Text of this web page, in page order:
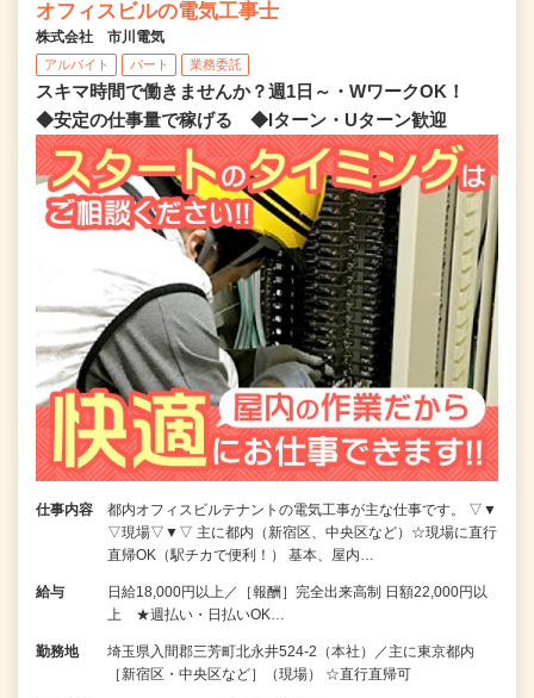
オフィスビルの電気工事士
株式会社 市川電気
アルバイト パート 業務委託
スキマ時間で働きませんか？週1日～・WワークOK！
◆安定の仕事量で稼げる ◆Iターン・Uターン歓迎
仕事内容
都内オフィスビルテナントの電気工事が主な仕事です。 ▽▼
▽現場▽▼▽ 主に都内（新宿区、中央区など）☆現場に直行
直帰OK（駅チカで便利！） 基本、屋内…
給与
日給18,000円以上／［報酬］完全出来高制 日額22,000円以
上 ★週払い・日払いOK…
勤務地
埼玉県入間郡三芳町北永井524-2（本社）／主に東京都内
［新宿区・中央区など］（現場） ☆直行直帰可